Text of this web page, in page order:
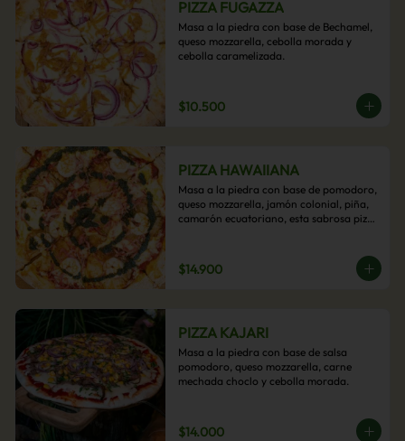
PIZZA FUGAZZA
Masa a la piedra con base de Bechamel,
queso mozzarella, cebolla morada y
cebolla caramelizada.
$10.500
PIZZA HAWAIIANA
Masa a la piedra con base de pomodoro,
queso mozzarella, jamón colonial, piña,
camarón ecuatoriano, esta sabrosa pizza
$14.900
PIZZA KAJARI
Masa a la piedra con base de salsa
pomodoro, queso mozzarella, carne
mechada choclo y cebolla morada.
$14.000